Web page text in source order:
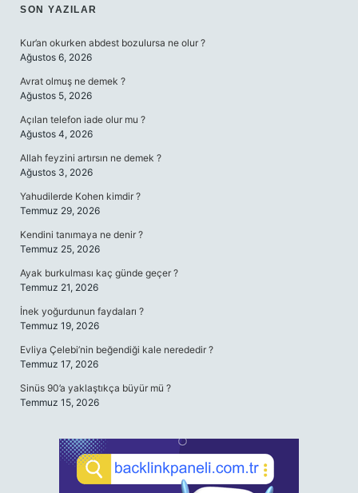
SIDEBAR
SON YAZILAR
Kur’an okurken abdest bozulursa ne olur ?
Ağustos 6, 2026
Avrat olmuş ne demek ?
Ağustos 5, 2026
Açılan telefon iade olur mu ?
Ağustos 4, 2026
Allah feyzini artırsın ne demek ?
Ağustos 3, 2026
Yahudilerde Kohen kimdir ?
Temmuz 29, 2026
Kendini tanımaya ne denir ?
Temmuz 25, 2026
Ayak burkulması kaç günde geçer ?
Temmuz 21, 2026
İnek yoğurdunun faydaları ?
Temmuz 19, 2026
Evliya Çelebi’nin beğendiği kale nerededir ?
Temmuz 17, 2026
Sinüs 90’a yaklaştıkça büyür mü ?
Temmuz 15, 2026